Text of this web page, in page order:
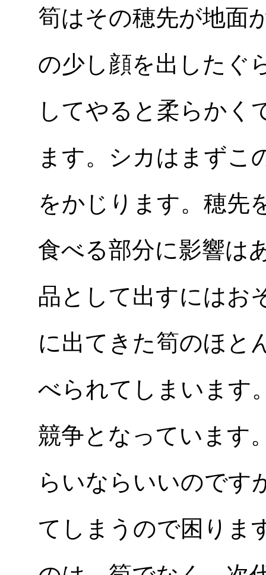
筍はその穂先が地面
の少し顔を出したぐ
してやると柔らかく
ます。シカはまずこ
をかじります。穂先
食べる部分に影響は
品として出すにはお
に出てきた筍のほと
べられてしまいます
競争となっています
らいならいいのです
てしまうので困りま